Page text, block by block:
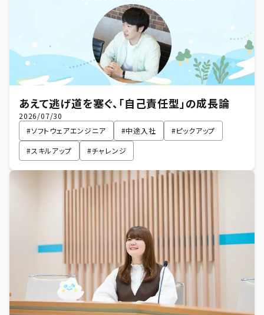
あえて逃げ道を塞ぐ、「自己責任型」の成長論
2026/07/30
#ソフトウェアエンジニア #中途入社 #ピックアップ
#スキルアップ #チャレンジ